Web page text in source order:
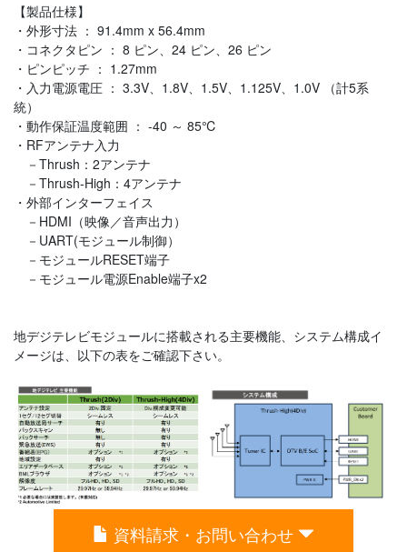
【製品仕様】
・外形寸法 ： 91.4mm x 56.4mm
・コネクタピン ： 8 ピン、24 ピン、26 ピン
・ピンピッチ ： 1.27mm
・入力電源電圧 ： 3.3V、1.8V、1.5V、1.125V、1.0V （計5系
統）
・動作保証温度範囲 ： -40 ～ 85℃
・RFアンテナ入力
－Thrush：2アンテナ
－Thrush-High：4アンテナ
・外部インターフェイス
－HDMI（映像／音声出力）
－UART(モジュール制御）
－モジュールRESET端子
－モジュール電源Enable端子x2
地デジテレビモジュールに搭載される主要機能、システム構成イ
メージは、以下の表をご確認下さい。
資料請求・お問い合わせ